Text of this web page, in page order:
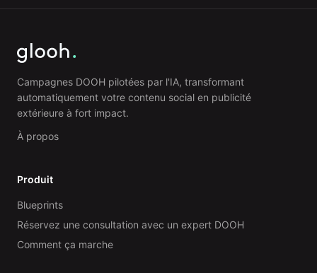
Campagnes DOOH pilotées par l'IA, transformant
automatiquement votre contenu social en publicité
extérieure à fort impact.
À propos
Produit
Blueprints
Réservez une consultation avec un expert DOOH
Comment ça marche